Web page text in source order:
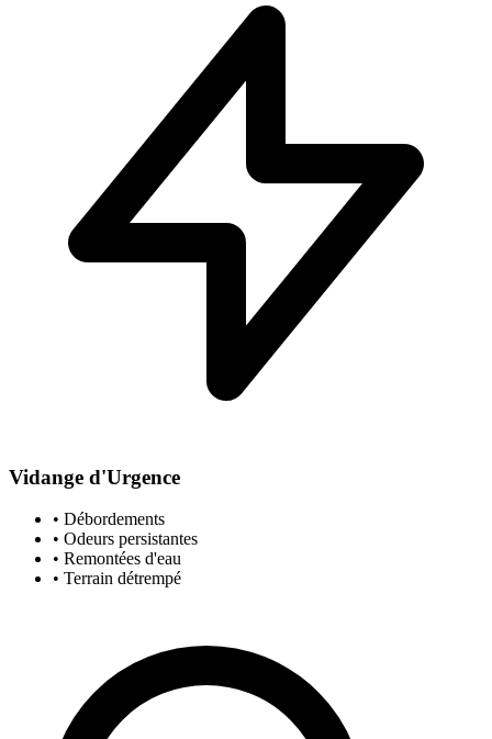
Vidange d'Urgence
• Débordements
• Odeurs persistantes
• Remontées d'eau
• Terrain détrempé